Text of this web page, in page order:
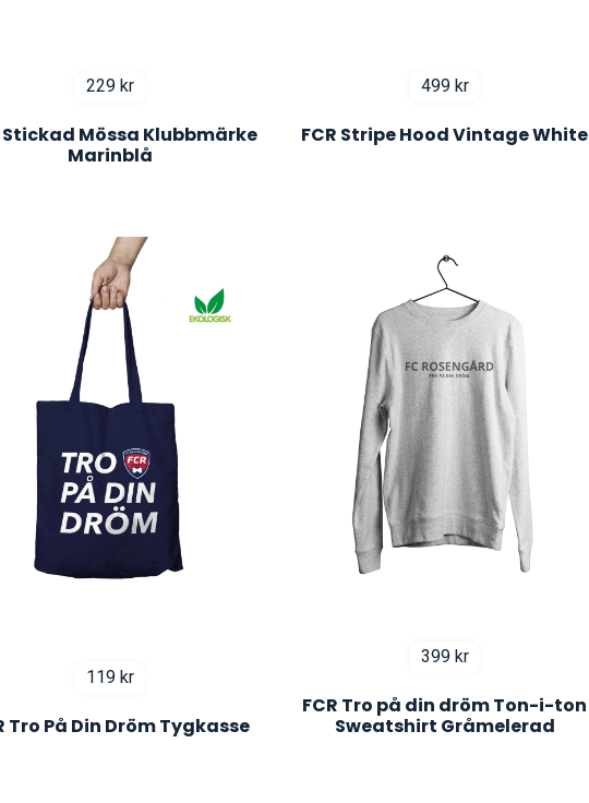
229 kr
Stickad Mössa Klubbmärke
Marinblå
499 kr
FCR Stripe Hood Vintage White
399 kr
FCR Tro på din dröm Ton-i-ton
Sweatshirt Gråmelerad
119 kr
Tro På Din Dröm Tygkasse